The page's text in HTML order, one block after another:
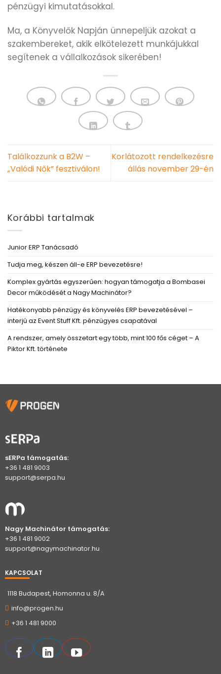
pénzügyi kimutatásokkal.
Ma, a Könyvelők Napján ünnepeljük azokat a
szakembereket, akik elkötelezett munkájukkal
segítenek a vállalkozások sikerében!
Találkozzunk a B2W –
„Valódi Nők” fesztiválon!
Korlátozott rendelkezésre
állás november 29-én
Korábbi tartalmak
Junior ERP Tanácsadó
Tudja meg, készen áll-e ERP bevezetésre!
Komplex gyártás egyszerűen: hogyan támogatja a Bombasei
Decor működését a Nagy Machinátor?
Hatékonyabb pénzügy és könyvelés ERP bevezetésével –
interjú az Event Stuff Kft. pénzügyes csapatával
A rendszer, amely összetart egy több, mint 100 fős céget – A
Piktor Kft. története
sERPa támogatás:
+36 1 481 9003
support@serpa.hu
Nagy Machinátor támogatás:
+36 1 481 9002
support@nagymachinator.hu
KAPCSOLAT
1118 Budapest, Homonna u. 8/A
info@progen.hu
+36 1 481 9000